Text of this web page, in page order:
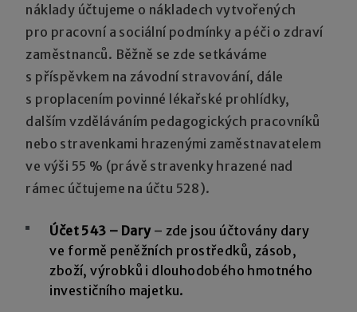
náklady účtujeme o nákladech vytvořených
pro pracovní a sociální podmínky a péči o zdraví
zaměstnanců. Běžně se zde setkáváme
s příspěvkem na závodní stravování, dále
s proplacením povinné lékařské prohlídky,
dalším vzděláváním pedagogických pracovníků
nebo stravenkami hrazenými zaměstnavatelem
ve výši 55 % (právě stravenky hrazené nad
rámec účtujeme na účtu 528).
Účet 543 – Dary– zde jsou účtovány dary
ve formě peněžních prostředků, zásob,
zboží, výrobků i dlouhodobého hmotného
investičního majetku.